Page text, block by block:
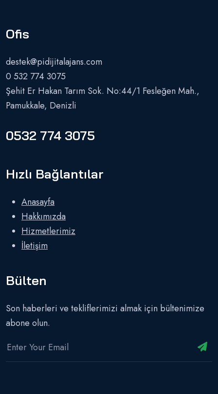
Ofis
destek@pidijitalajans.com
0 532 774 3075
Şehit Er Hakan Tarım Sok. No:44/1 Fesleğen Mah.,
Pamukkale, Denizli
0532 774 3075
Hızlı Bağlantılar
Anasayfa
Hakkımızda
Hizmetlerimiz
İletişim
Bülten
Son haberleri ve tekliflerimizi almak için bültenimize
abone olun.